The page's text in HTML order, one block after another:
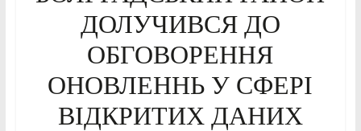
ДОЛУЧИВСЯ ДО
ОБГОВОРЕННЯ
ОНОВЛЕННЬ У СФЕРІ
ВІДКРИТИХ ДАНИХ